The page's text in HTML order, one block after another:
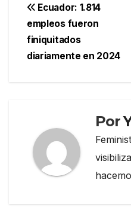
Navegación
de
entradas
Ecuador: 1.814
empleos fueron
finiquitados
diariamente en 2024
Por